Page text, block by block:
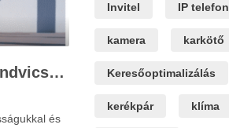
Hogyan hat a szendvicspanel vastagsága a hőszigetelési teljesítményre?
és
Invitel IP telefon
kamera karkötő
Keresőoptimalizálás
kerékpár klíma